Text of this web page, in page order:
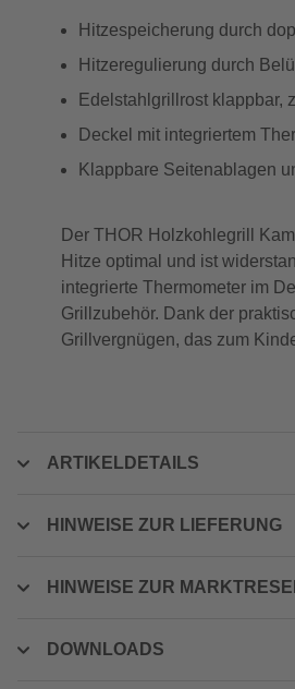
Hitzespeicherung durch
Hitzeregulierung durch
Edelstahlgrillrost klappbar,
Deckel mit integriertem
Klappbare Seitenablagen
Der THOR Holzkohlegrill
Hitze optimal und ist
integrierte Thermometer im
Grillzubehör. Dank der
Grillvergnügen, das zum
ARTIKELDETAILS
HINWEISE ZUR LIEFERUNG
HINWEISE ZUR
DOWNLOADS